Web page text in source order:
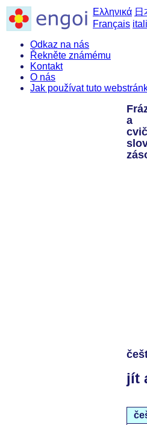
Ελληνικά 日
Français
Odkaz na nás
Řekněte známému
Kontakt
O nás
Jak používat tuto
a
jít